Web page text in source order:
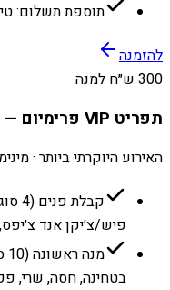
תוספת תשלום:
להזמנה
300 ש״ח למנה
תפריט VIP פרימיום — על האש בשרים מובחרים
האירוע היוקרתי ביותר · מינימום 100
פיש/צ׳יקן אנד
בטחינה, חסה, שרי,